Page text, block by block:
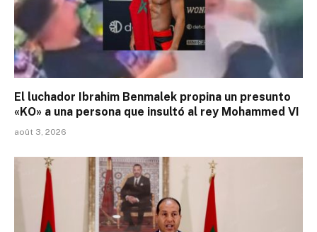
El luchador Ibrahim Benmalek propina un presunto
«KO» a una persona que insultó al rey Mohammed VI
août 3, 2026